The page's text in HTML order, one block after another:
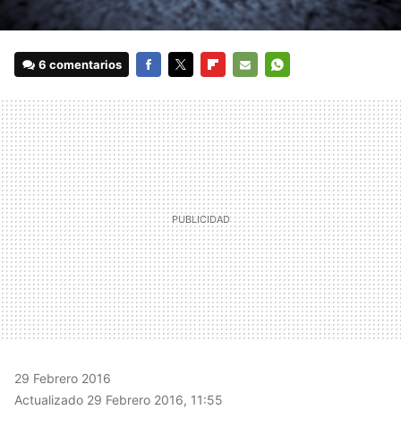
6 comentarios
MAIL
29 Febrero 2016
Actualizado 29 Febrero 2016, 11:55